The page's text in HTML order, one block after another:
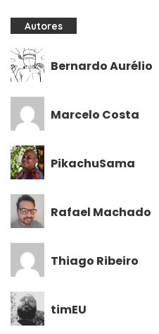
Autores
Bernardo Aurélio
Marcelo Costa
PikachuSama
Rafael Machado
Thiago Ribeiro
timEU